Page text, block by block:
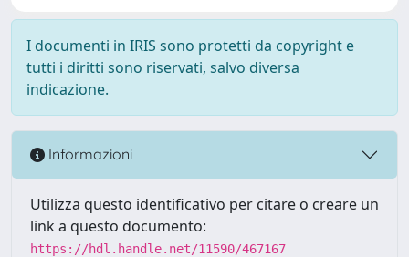
I documenti in IRIS sono protetti da copyright e
tutti i diritti sono riservati, salvo diversa
indicazione.
Informazioni
Utilizza questo identificativo per citare o creare un
link a questo documento:
https://hdl.handle.net/11590/467167